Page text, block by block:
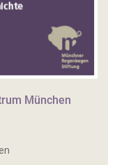
München